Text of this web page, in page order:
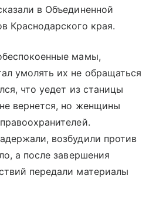
в Объединенной
Краснодарского края.
мамы,
умолять их не обращаться
что уедет из станицы
вернется, но женщины
возбудили против
а после завершения
передали материалы